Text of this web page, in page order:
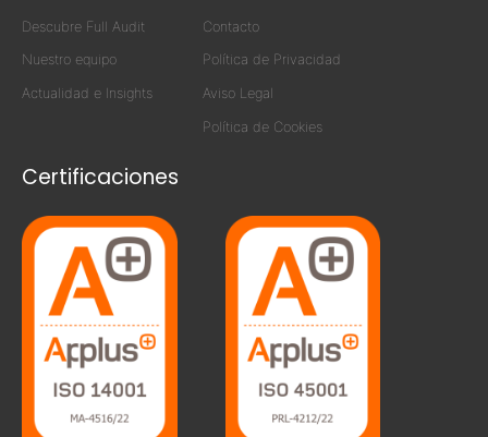
Descubre Full Audit
Nuestro equipo
Actualidad e Insights
Contacto
Política de Privacidad
Aviso Legal
Política de Cookies
Certificaciones